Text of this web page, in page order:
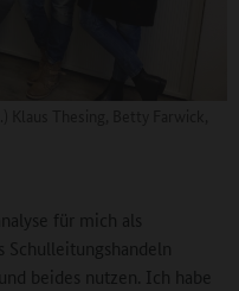
für mich als
Schulleitungshandeln
beides nutzen. Ich habe